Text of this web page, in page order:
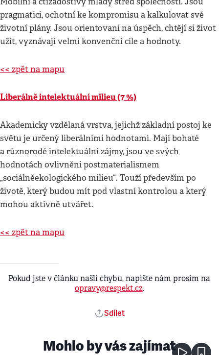
pragmatici, ochotní ke kompromisu a kalkulovat své
životní plány. Jsou orientovaní na úspěch, chtějí si život
užít, vyznávají velmi konvenční cíle a hodnoty.
<< zpět na mapu
Liberálně intelektuální milieu (7 %)
Akademicky vzdělaná vrstva, jejichž základní postoj ke
světu je určený liberálními hodnotami. Mají bohaté
a různorodé intelektuální zájmy, jsou ve svých
hodnotách ovlivněni postmaterialismem
„sociálněekologického milieu“. Touží především po
životě, který budou mít pod vlastní kontrolou a který
mohou aktivně utvářet.
<< zpět na mapu
Pokud jste v článku našli chybu, napište nám prosím na
opravy@respekt.cz.
Sdílet
Mohlo by vás zajímat